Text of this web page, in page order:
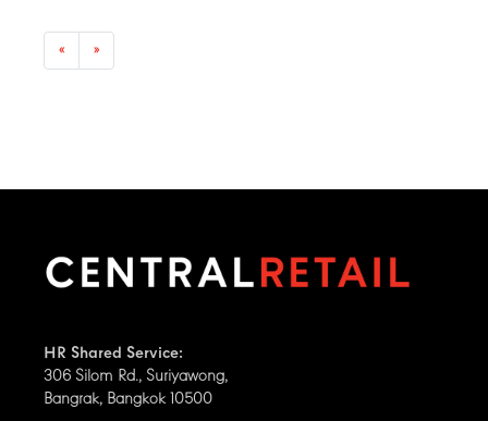
«Previous
»
HR Shared Service:
306 Silom Rd., Suriyawong,
Bangrak, Bangkok 10500